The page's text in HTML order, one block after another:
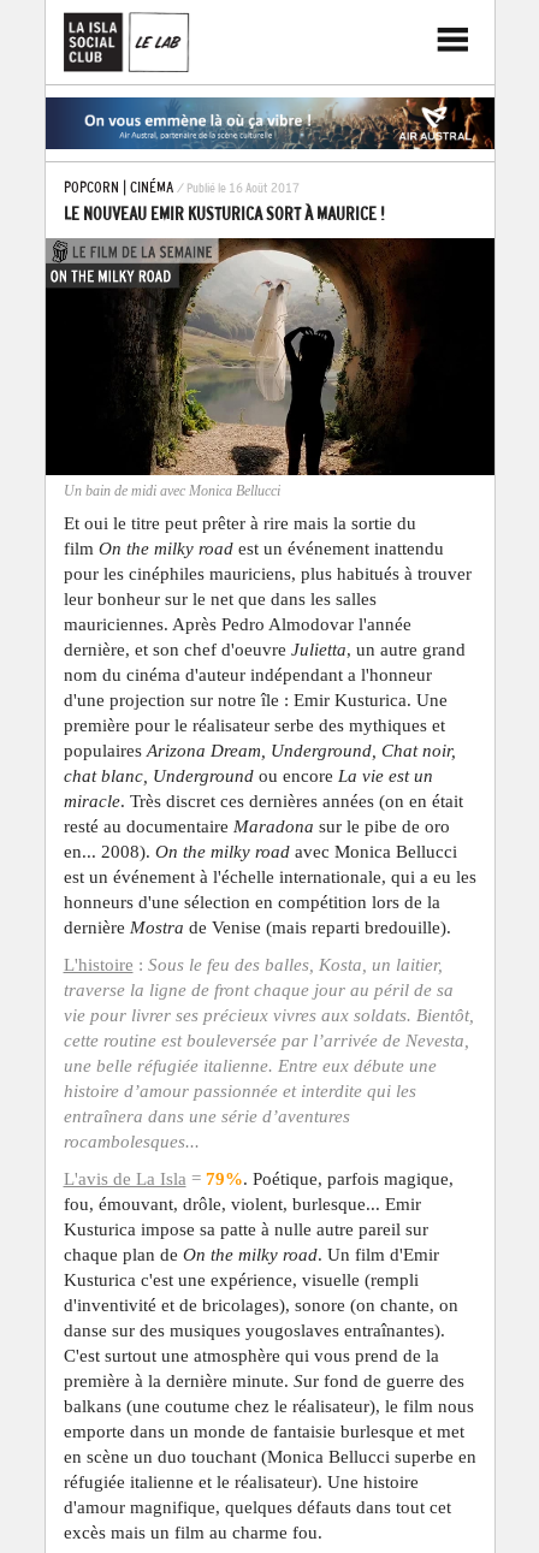
POPCORN CINÉMA / Publié le 16 Août 2017
LE NOUVEAU EMIR KUSTURICA SORT À MAURICE !
Un bain de midi avec Monica Bellucci
Et oui le titre peut prêter à rire mais la sortie du
film On the milky roadest un événement inattendu
pour les cinéphiles mauriciens, plus habitués à trouver
leur bonheur sur le net que dans les salles
mauriciennes. Après Pedro Almodovar l'année
dernière, et son chef d'oeuvre Julietta, un autre grand
nom du cinéma d'auteur indépendant a l'honneur
d'une projection sur notre île : Emir Kusturica. Une
première pour le réalisateur serbe des mythiques et
populaires Arizona Dream, Underground, Chat noir,
chat blanc, Undergroundou encore La vie est un
miracle. Très discret ces dernières années (on en était
resté au documentaire Maradona sur le pibe de oro
en... 2008). On the milky roadavec Monica Bellucci
est un événement à l'échelle internationale, qui a eu les
honneurs d'une sélection en compétition lors de la
dernière Mostra de Venise (mais reparti bredouille).
L'histoire : Sous le feu des balles, Kosta, un laitier,
traverse la ligne de front chaque jour au péril de sa
vie pour livrer ses précieux vivres aux soldats. Bientôt,
cette routine est bouleversée par l’arrivée de Nevesta,
une belle réfugiée italienne. Entre eux débute une
histoire d’amour passionnée et interdite qui les
entraînera dans une série d’aventures
rocambolesques...
L'avis de La Isla = 79%. Poétique, parfois magique,
fou, émouvant, drôle, violent, burlesque... Emir
Kusturica impose sa patte à nulle autre pareil sur
chaque plan de On the milky road. Un film d'Emir
Kusturica c'est une expérience, visuelle (rempli
d'inventivité et de bricolages), sonore (on chante, on
danse sur des musiques yougoslaves entraînantes).
C'est surtout une atmosphère qui vous prend de la
première à la dernière minute. Sur fond de guerre des
balkans (une coutume chez le réalisateur), le film nous
emporte dans un monde de fantaisie burlesque et met
en scène un duo touchant (Monica Bellucci superbe en
réfugiée italienne et le réalisateur). Une histoire
d'amour magnifique, quelques défauts dans tout cet
excès mais un film au charme fou.